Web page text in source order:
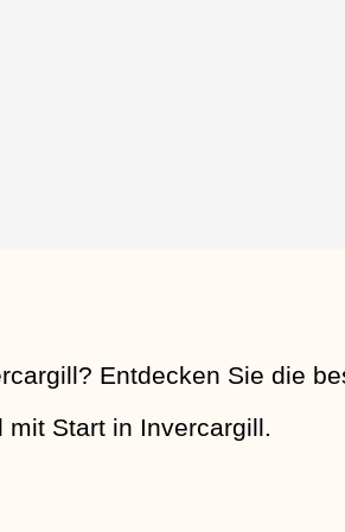
Entdecken Sie die
Start in Invercargill.